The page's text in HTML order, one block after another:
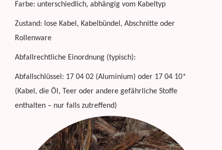
Farbe: unterschiedlich, abhängig vom Kabeltyp
Zustand: lose Kabel, Kabelbündel, Abschnitte oder
Rollenware
Abfallrechtliche Einordnung (typisch):
Abfallschlüssel: 17 04 02 (Aluminium) oder 17 04 10*
(Kabel, die Öl, Teer oder andere gefährliche Stoffe
enthalten – nur falls zutreffend)